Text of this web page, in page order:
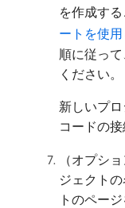
を作成す
ートを使
順に従っ
ください。
新しいプ
コードの
（オプシ
ジェクト
トのペー